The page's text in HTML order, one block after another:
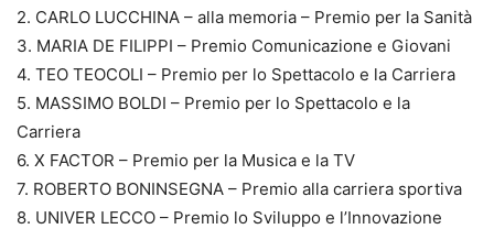
2. CARLO LUCCHINA – alla memoria – Premio per la Sanità
3. MARIA DE FILIPPI – Premio Comunicazione e Giovani
4. TEO TEOCOLI – Premio per lo Spettacolo e la Carriera
5. MASSIMO BOLDI – Premio per lo Spettacolo e la
Carriera
6. X FACTOR – Premio per la Musica e la TV
7. ROBERTO BONINSEGNA – Premio alla carriera sportiva
8. UNIVER LECCO – Premio lo Sviluppo e l’Innovazione